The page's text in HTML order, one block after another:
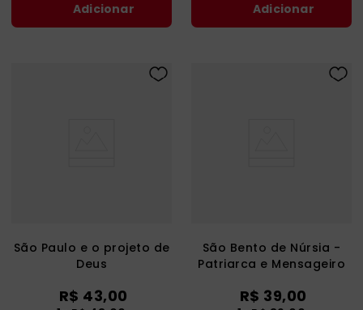
Adicionar Adicionar
São Paulo e o projeto de
Deus
R$ 43,00
São Bento de Núrsia -
Patriarca e Mensageiro
R$ 39,00